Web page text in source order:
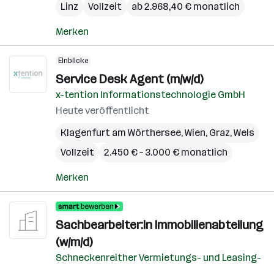
Linz
Vollzeit ab 2.968,40 € monatlich
Merken
Einblicke
Service Desk Agent (m/w/d)
x-tention Informationstechnologie GmbH
Heute veröffentlicht
Klagenfurt am Wörthersee,Wien, Graz,Wels
Vollzeit
2.450 € – 3.000 € monatlich
Merken
Sachbearbeiter:in Immobilienabteilung
(w/m/d)
Schneckenreither Vermietungs- und Leasing-